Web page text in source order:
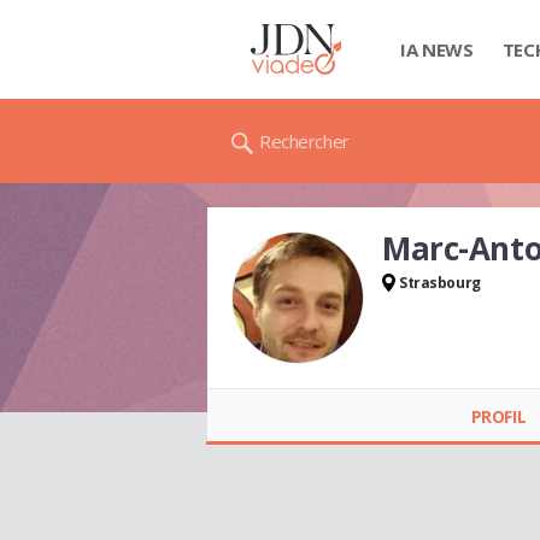
IA NEWS
Rechercher
Marc-
Strasbourg
PROFIL